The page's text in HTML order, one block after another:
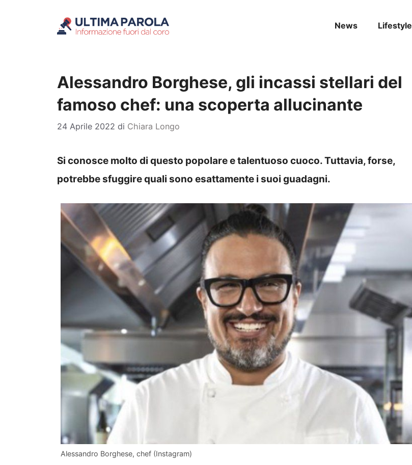
News Lifestyle
Alessandro Borghese, gli incassi stellari del
famoso chef: una scoperta allucinante
24 Aprile 2022 di Chiara Longo
Si conosce molto di questo popolare e talentuoso cuoco. Tuttavia, forse,
potrebbe sfuggire quali sono esattamente i suoi guadagni.
Alessandro Borghese, chef (Instagram)